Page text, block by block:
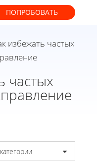
ПОПРОБОВАТЬ
избежать частых
частых